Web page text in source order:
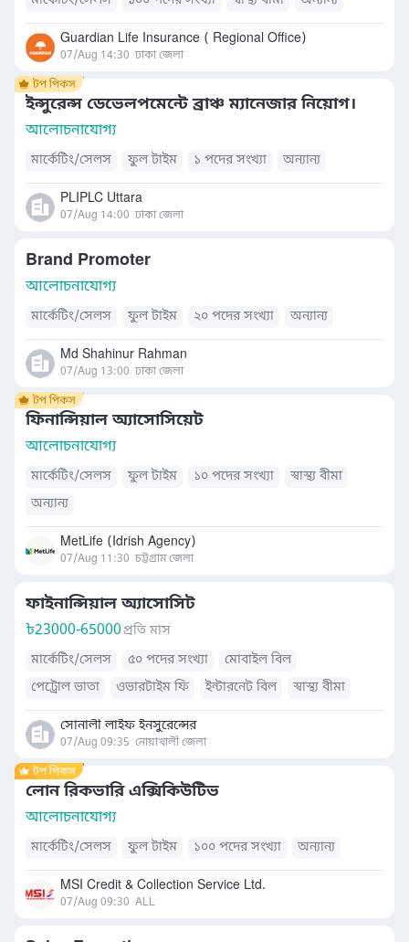
Guardian Life Insurance ( Regional Office)
07/Aug 14:30 ঢাকা জেলা
ইন্সুরেন্স ডেভেলপমেন্টে ব্রাঞ্চ ম্যানেজার নিয়োগ।
আলোচনাযোগ্য
মার্কেটিং/সেলস ফুল টাইম ১ পদের সংখ্যা অন্যান্য
PLIPLC Uttara
07/Aug 14:00 ঢাকা জেলা
Brand Promoter
আলোচনাযোগ্য
মার্কেটিং/সেলস ফুল টাইম ২০ পদের সংখ্যা অন্যান্য
Md Shahinur Rahman
07/Aug 13:00 ঢাকা জেলা
ফিনান্সিয়াল অ্যাসোসিয়েট
আলোচনাযোগ্য
মার্কেটিং/সেলস ফুল টাইম ১০ পদের সংখ্যা
স্বাস্থ্য বীমা
অন্যান্য
MetLife (Idrish Agency)
07/Aug 11:30 চট্টগ্রাম জেলা
ফাইনান্সিয়াল অ্যাসোসিট
৳23000-65000প্রতি মাস
মার্কেটিং/সেলস
৫০ পদের সংখ্যা
মোবাইল বিল
পেট্রোল ভাতা
ওভারটাইম ফি ইন্টারনেট বিল
স্বাস্থ্য বীমা
বাসস্থান সুবিধা
খাবারের সুব্যবস্থা যাতায়াত ভাতা
সোনালী লাইফ ইনসুরেন্সের
07/Aug 09:35 নোয়াখালী জেলা
লোন রিকভারি এক্সিকিউটিভ
আলোচনাযোগ্য
মার্কেটিং/সেলস ফুল টাইম ১০০ পদের সংখ্যা অন্যান্য
MSI Credit & Collection Service Ltd.
07/Aug 09:30 ALL